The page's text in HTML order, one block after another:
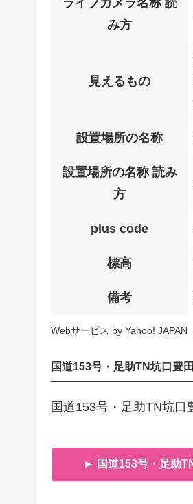
ライブカメラ名称 読
み方
見えるもの
設置場所の名称
設置場所の名称 読み
方
plus code
標高
備考
Webサービス by Yahoo! JAPAN
国道153号・足助TN坑口豊
国道153号・足助TN坑口
► 国道153号・足助